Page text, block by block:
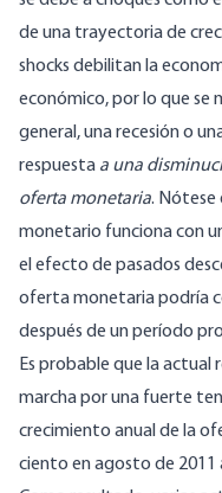
de una trayectoria de
shocks debilitan la
económico, por lo que se
general, una recesión o
respuesta a una
oferta monetaria. Nótese
monetario funciona con
el efecto de pasados
oferta monetaria podría
después de un período
Es probable que la actual
marcha por una fuerte
crecimiento anual de la
ciento en agosto de 2011